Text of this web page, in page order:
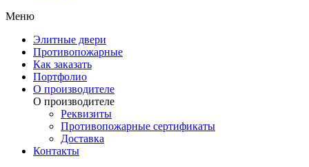
Меню
Элитные двери
Противопожарные
Как заказать
Портфолио
О производителе
О производителе
Реквизиты
Противопожарные сертификаты
Доставка
Контакты